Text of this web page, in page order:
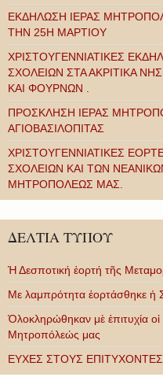
ΕΚΔΗΛΩΣΗ ΙΕΡΑΣ
ΤΗΝ 25Η ΜΑΡΤΙΟΥ
ΧΡΙΣΤΟΥΓΕΝΝΙΑΤΙΚΕΣ
ΣΧΟΛΕΙΩΝ ΣΤΑ ΑΚΡΙΤΙΚΑ
ΚΑΙ ΦΟΥΡΝΩΝ .
ΠΡΟΣΚΛΗΣΗ ΙΕΡΑΣ
ΑΓΙΟΒΑΣΙΛΟΠΙΤΑΣ
ΧΡΙΣΤΟΥΓΕΝΝΙΑΤΙΚΕΣ
ΣΧΟΛΕΙΩΝ ΚΑΙ ΤΩΝ
ΜΗΤΡΟΠΟΛΕΩΣ ΜΑΣ.
ΔΕΛΤΙΑ ΤΥΠΟΥ
Ἡ Δεσποτική ἑορτή τῆς
Με λαμπρότητα ἑορτάσθηκε ἡ
Ὁλοκληρώθηκαν μὲ ἐπιτυχία
Μητροπόλεώς μας
ΕΥΧΕΣ ΣΤΟΥΣ